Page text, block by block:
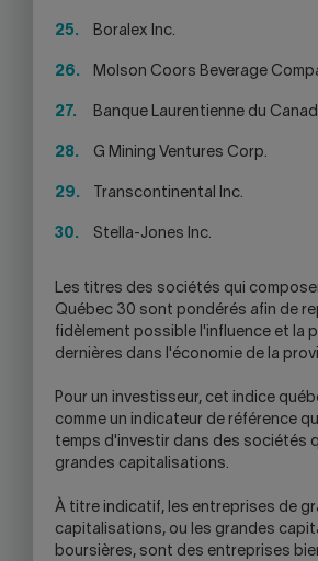
Boralex Inc.
Molson Coors Beverage
Banque Laurentienne du
G Mining Ventures Corp.
Transcontinental Inc.
Stella-Jones Inc.
Les titres des sociétés qui
Québec 30 sont pondérés afin de
fidèlement possible l'influence et la
dernières dans l'économie de la
Pour un investisseur, cet indice
comme un indicateur de référence
temps d'investir dans des sociétés
grandes capitalisations.
À titre indicatif, les entreprises de
capitalisations, ou les grandes
boursières, sont des entreprises